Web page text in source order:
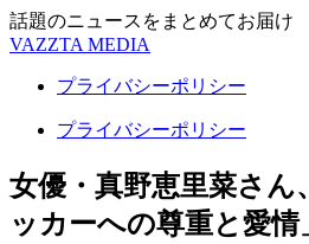
話題のニュースをまとめてお届け
VAZZTA MEDIA
プライバシーポリシー
プライバシーポリシー
女優・真野恵里菜さ
ッカーへの尊重と愛情